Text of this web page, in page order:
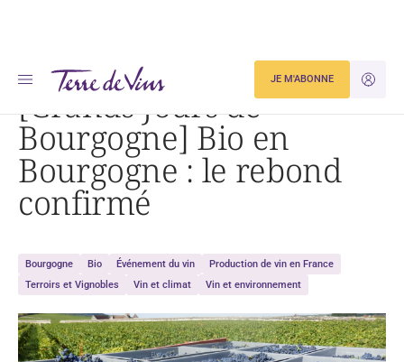
JE
JE M'ABONNE
Accueil [Grands Jours de Bourgogne] Bio en Bourgogne : le rebond confirmé
[Grands Jours de
Bourgogne] Bio en
Bourgogne : le rebond
confirmé
Bourgogne Bio Événement du vin
Production de vin en France
Terroirs et Vignobles
Vin et climat Vin et environnement